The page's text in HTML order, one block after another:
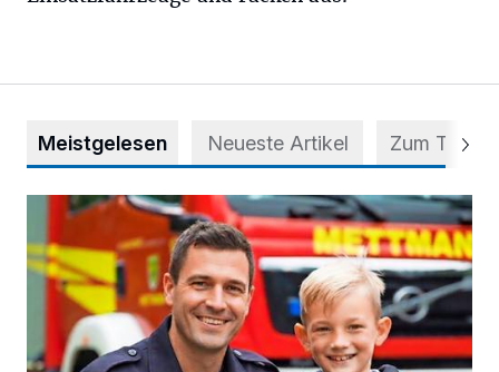
Meistgelesen Neueste Artikel Zum Thema
Kinderschutz: Im Ernstfall schnell und richtig handeln